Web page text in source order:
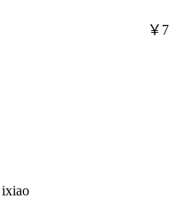
ixiao
￥7